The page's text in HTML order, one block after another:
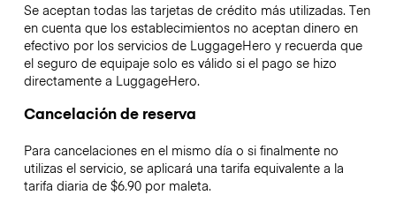
Se aceptan todas las tarjetas de crédito más utilizadas. Ten
en cuenta que los establecimientos no aceptan dinero en
efectivo por los servicios de LuggageHero y recuerda que
el seguro de equipaje solo es válido si el pago se hizo
directamente a LuggageHero.
Cancelación de reserva
Para cancelaciones en el mismo día o si finalmente no
utilizas el servicio, se aplicará una tarifa equivalente a la
tarifa diaria de $6.90 por maleta.